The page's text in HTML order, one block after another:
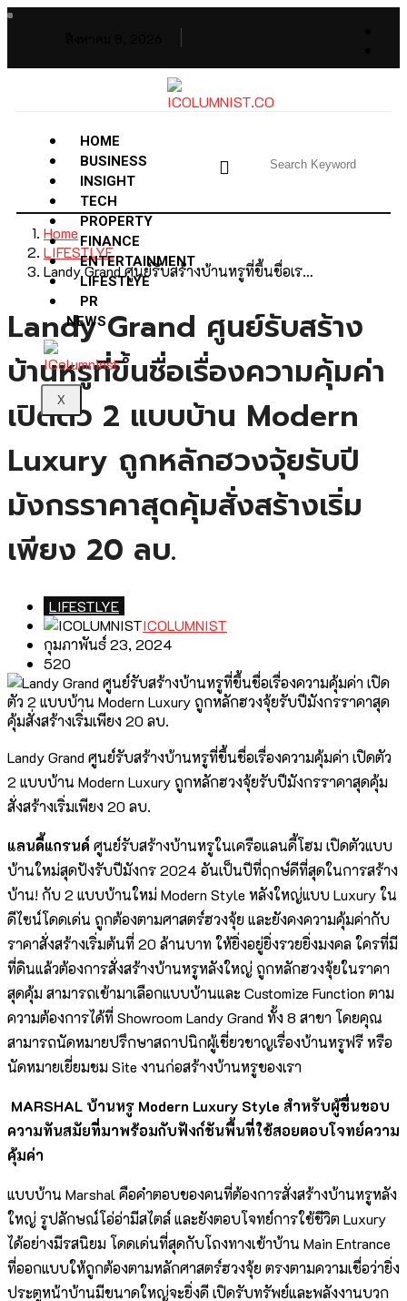
HOME
BUSINESS
INSIGHT
TECH
PROPERTY
FINANCE
ENTERTAINMENT
LIFESTLYE
PR
NEWS
X
Home
LIFESTLYE
Landy Grand ศูนย์รับสร้างบ้านหรูที่ขึ้นชื่อเร…
Landy Grand ศูนย์รับสร้าง
บ้านหรูที่ขึ้นชื่อเรื่องความคุ้มค่า
เปิดตัว 2 แบบบ้าน Modern
Luxury ถูกหลักฮวงจุ้ยรับปี
มังกรราคาสุดคุ้มสั่งสร้างเริ่ม
เพียง 20 ลบ.
LIFESTLYE
ICOLUMNIST
กุมภาพันธ์ 23, 2024
520
Landy Grand ศูนย์รับสร้างบ้านหรูที่ขึ้นชื่อเรื่องความคุ้มค่า เปิดตัว
2 แบบบ้าน Modern Luxury ถูกหลักฮวงจุ้ยรับปีมังกรราคาสุดคุ้ม
สั่งสร้างเริ่มเพียง 20 ลบ.
แลนดี้แกรนด์ ศูนย์รับสร้างบ้านหรูในเครือแลนดี้โฮม เปิดตัวแบบ
บ้านใหม่สุดปังรับปีมังกร 2024 อันเป็นปีที่ฤกษ์ดีที่สุดในการสร้าง
บ้าน! กับ 2 แบบบ้านใหม่ Modern Style หลังใหญ่แบบ Luxury ใน
ดีไซน์โดดเด่น ถูกต้องตามศาสตร์ฮวงจุ้ย และยังคงความคุ้มค่ากับ
ราคาสั่งสร้างเริ่มต้นที่ 20 ล้านบาท ให้ยิ่งอยู่ยิ่งรวยยิ่งมงคล ใครที่มี
ที่ดินแล้วต้องการสั่งสร้างบ้านหรูหลังใหญ่ ถูกหลักฮวงจุ้ยในราคา
สุดคุ้ม สามารถเข้ามาเลือกแบบบ้านและ Customize Function ตาม
ความต้องการได้ที่ Showroom Landy Grand ทั้ง 8 สาขา โดยคุณ
สามารถนัดหมายปรึกษาสถาปนิกผู้เชี่ยวชาญเรื่องบ้านหรูฟรี หรือ
นัดหมายเยี่ยมชม Site งานก่อสร้างบ้านหรูของเรา
MARSHAL บ้านหรู Modern Luxury Style สำหรับผู้ชื่นชอบ
ความทันสมัยที่มาพร้อมกับฟังก์ชันพื้นที่ใช้สอยตอบโจทย์ความ
คุ้มค่า
แบบบ้าน Marshal คือคำตอบของคนที่ต้องการสั่งสร้างบ้านหรูหลัง
ใหญ่ รูปลักษณ์โอ่อ่ามีสไตล์ และยังตอบโจทย์การใช้ชีวิต Luxury
ได้อย่างมีรสนิยม โดดเด่นที่สุดกับโถงทางเข้าบ้าน Main Entrance
ที่ออกแบบให้ถูกต้องตามหลักศาสตร์ฮวงจุ้ย ตรงตามความเชื่อว่ายิ่ง
ประตูหน้าบ้านมีขนาดใหญ่จะยิ่งดี เปิดรับทรัพย์และพลังงานบวก